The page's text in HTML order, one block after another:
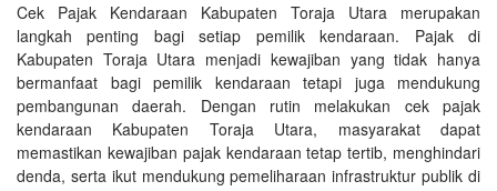
Cek Pajak Kendaraan Kabupaten Toraja Utara merupakan
langkah penting bagi setiap pemilik kendaraan. Pajak di
Kabupaten Toraja Utara menjadi kewajiban yang tidak hanya
bermanfaat bagi pemilik kendaraan tetapi juga mendukung
pembangunan daerah. Dengan rutin melakukan cek pajak
kendaraan Kabupaten Toraja Utara, masyarakat dapat
memastikan kewajiban pajak kendaraan tetap tertib, menghindari
denda, serta ikut mendukung pemeliharaan infrastruktur publik di